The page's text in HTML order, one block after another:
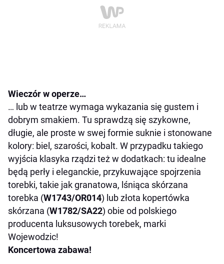
Wieczór w operze…
… lub w teatrze wymaga wykazania się gustem i
dobrym smakiem. Tu sprawdzą się szykowne,
długie, ale proste w swej formie suknie i stonowane
kolory: biel, szarości, kobalt. W przypadku takiego
wyjścia klasyka rządzi też w dodatkach: tu idealne
będą perły i eleganckie, przykuwające spojrzenia
torebki, takie jak granatowa, lśniąca skórzana
torebka (W1743/OR014) lub złota kopertówka
skórzana (W1782/SA22) obie od polskiego
producenta luksusowych torebek, marki
Wojewodzic!
Koncertowa zabawa!